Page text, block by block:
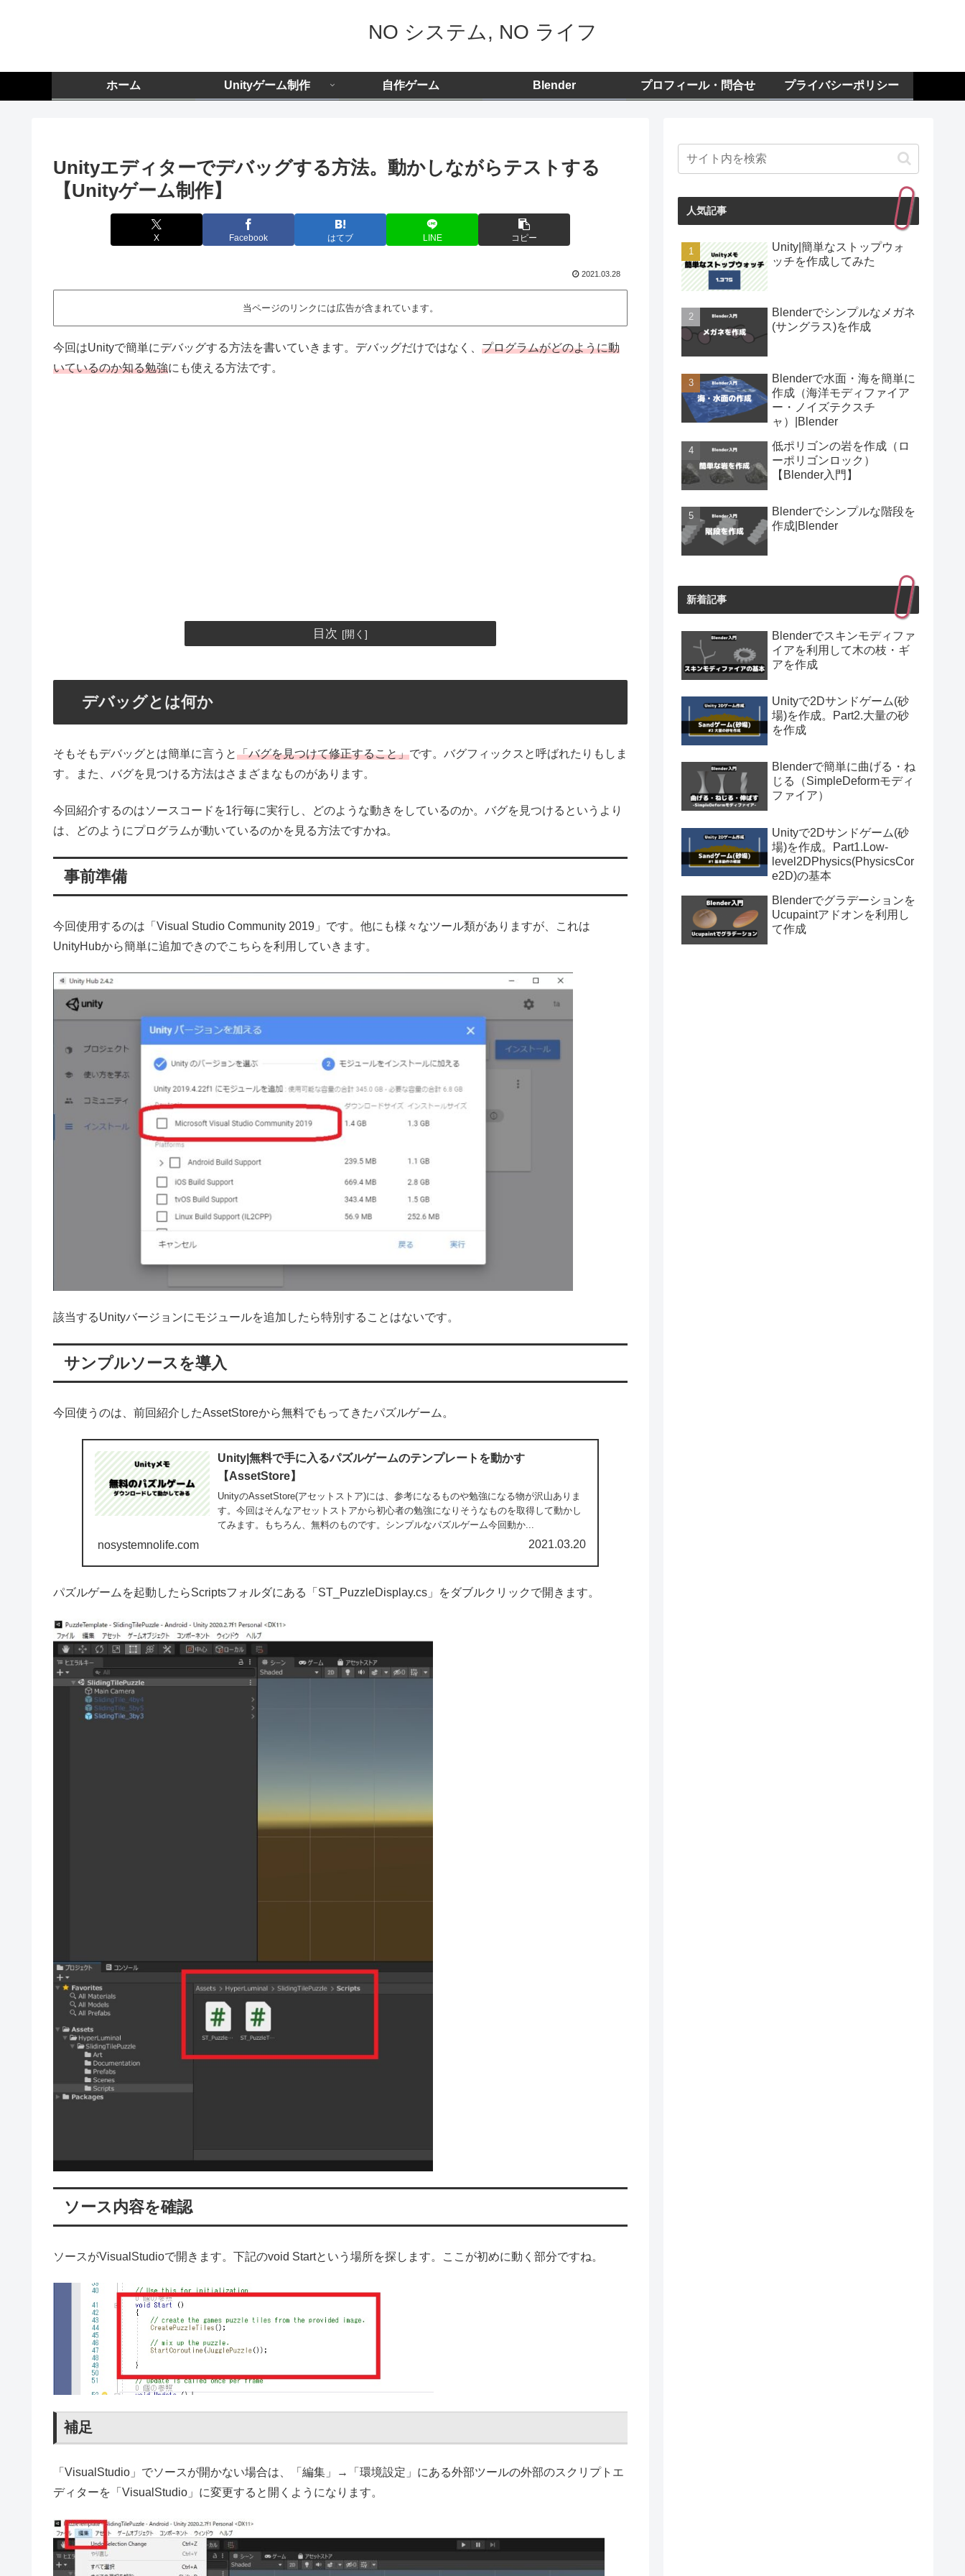
NO システム, NO ライフ
ホーム Unityゲーム制作 自作ゲーム Blender プロフィール・問合せ プライバシーポリシー
Unityエディターでデバッグする方法。動かしながらテストする
【Unityゲーム制作】
X Facebook はてブ LINE コピー
2021.03.28
当ページのリンクには広告が含まれています。
今回はUnityで簡単にデバッグする方法を書いていきます。デバッグだけではなく、 プログラムがどのように動
いているのか知る勉強にも使える方法です。
目次
デバッグとは何か
そもそもデバッグとは簡単に言うと「バグを見つけて修正すること」です。バグフィックスと呼ばれたりもしま
す。また、バグを見つける方法はさまざまなものがあります。
今回紹介するのはソースコードを1行毎に実行し、どのような動きをしているのか。バグを見つけるというより
は、どのようにプログラムが動いているのかを見る方法ですかね。
事前準備
今回使用するのは「Visual Studio Community 2019」です。他にも様々なツール類がありますが、これは
UnityHubから簡単に追加できのでこちらを利用していきます。
該当するUnityバージョンにモジュールを追加したら特別することはないです。
サンプルソースを導入
今回使うのは、前回紹介したAssetStoreから無料でもってきたパズルゲーム。
Unity|無料で手に入るパズルゲームのテンプレートを動かす
【AssetStore】
UnityのAssetStore(アセットストア)には、参考になるものや勉強になる物が沢山ありま
す。今回はそんなアセットストアから初心者の勉強になりそうなものを取得して動かし
てみます。もちろん、無料のものです。シンプルなパズルゲーム今回動か...
nosystemnolife.com 2021.03.20
パズルゲームを起動したらScriptsフォルダにある「ST_PuzzleDisplay.cs」をダブルクリックで開きます。
ソース内容を確認
ソースがVisualStudioで開きます。下記のvoid Startという場所を探します。ここが初めに動く部分ですね。
補足
「VisualStudio」でソースが開かない場合は、「編集」→「環境設定」にある外部ツールの外部のスクリプトエ
ディターを「VisualStudio」に変更すると開くようになります。
人気記事
Unity|簡単なストップウォ
ッチを作成してみた
Blenderでシンプルなメガネ
(サングラス)を作成
Blenderで水面・海を簡単に
作成（海洋モディファイア
ー・ノイズテクスチ
ャ）|Blender
低ポリゴンの岩を作成（ロ
ーポリゴンロック）
【Blender入門】
Blenderでシンプルな階段を
作成|Blender
新着記事
Blenderでスキンモディファ
イアを利用して木の枝・ギ
アを作成
Unityで2Dサンドゲーム(砂
場)を作成。Part2.大量の砂
を作成
Blenderで簡単に曲げる・ね
じる（SimpleDeformモディ
ファイア）
Unityで2Dサンドゲーム(砂
場)を作成。Part1.Low-
level2DPhysics(PhysicsCor
e2D)の基本
Blenderでグラデーションを
Ucupaintアドオンを利用し
て作成